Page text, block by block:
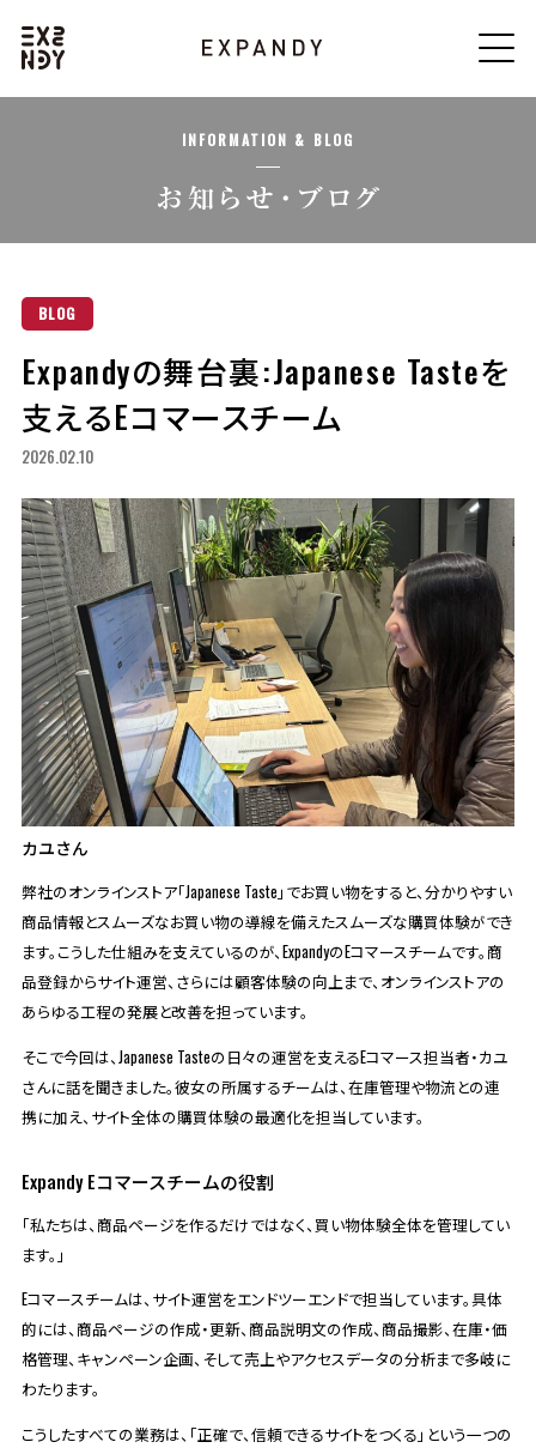
INFORMATION & BLOG
BLOG
Expandyの舞台裏:Japanese Tasteを
支えるEコマースチーム
2026.02.10
カユさん
弊社のオンラインストア「Japanese Taste」でお買い物をすると、分かりやすい
商品情報とスムーズなお買い物の導線を備えたスムーズな購買体験ができ
ます。こうした仕組みを支えているのが、ExpandyのEコマースチームです。商
品登録からサイト運営、さらには顧客体験の向上まで、オンラインストアの
あらゆる工程の発展と改善を担っています。
そこで今回は、Japanese Tasteの日々の運営を支えるEコマース担当者・カユ
さんに話を聞きました。彼女の所属するチームは、在庫管理や物流との連
携に加え、サイト全体の購買体験の最適化を担当しています。
Expandy Eコマースチームの役割
「私たちは、商品ページを作るだけではなく、買い物体験全体を管理してい
ます。」
Eコマースチームは、サイト運営をエンドツーエンドで担当しています。具体
的には、商品ページの作成・更新、商品説明文の作成、商品撮影、在庫・価
格管理、キャンペーン企画、そして売上やアクセスデータの分析まで多岐に
わたります。
こうしたすべての業務は、「正確で、信頼できるサイトをつくる」という一つの